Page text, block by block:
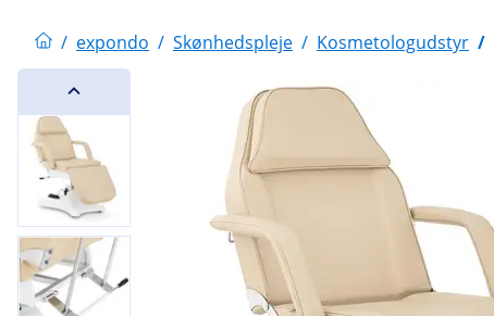
/ expondo / Skønhedspleje / Kosmetologudstyr /